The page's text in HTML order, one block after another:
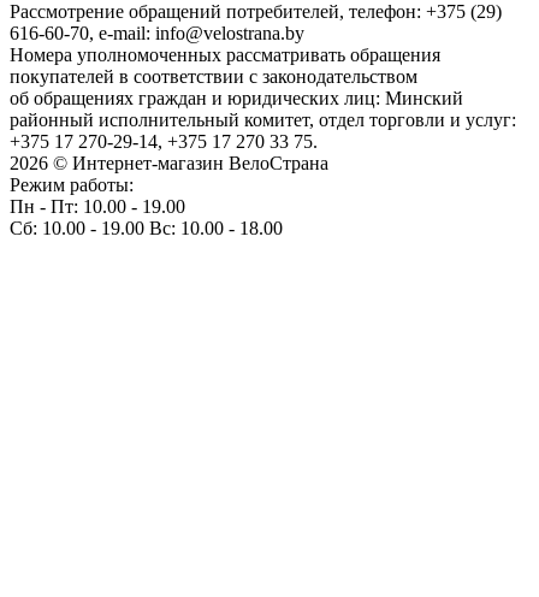
Рассмотрение обращений потребителей, телефон: +375 (29)
616-60-70, e-mail: info@velostrana.by
Номера уполномоченных рассматривать обращения
покупателей в соответствии с законодательством
об обращениях граждан и юридических лиц: Минский
районный исполнительный комитет, отдел торговли и услуг:
+375 17 270-29-14, +375 17 270 33 75.
2026 © Интернет-магазин ВелоСтрана
Режим работы:
Пн - Пт: 10.00 - 19.00
Сб: 10.00 - 19.00 Вс: 10.00 - 18.00